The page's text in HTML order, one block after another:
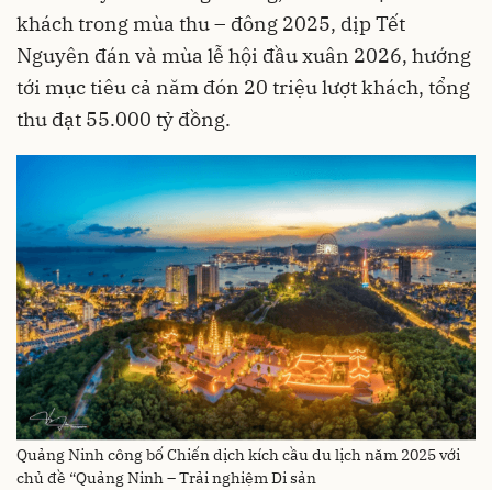
khách trong mùa thu – đông 2025, dịp Tết
Nguyên đán và mùa lễ hội đầu xuân 2026, hướng
tới mục tiêu cả năm đón 20 triệu lượt khách, tổng
thu đạt 55.000 tỷ đồng.
Quảng Ninh công bố Chiến dịch kích cầu du lịch năm 2025 với
chủ đề “Quảng Ninh – Trải nghiệm Di sản